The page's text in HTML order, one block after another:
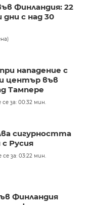
Финландия: 22
с над 30
нападение с
център във
Тампере
за: 00:32 мин.
сигурността
Русия
за: 03:22 мин.
Финландия